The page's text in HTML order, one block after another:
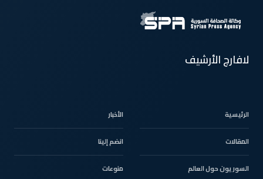
لافارج الأرشيف
الرئيسية الأخبار
المقالات انضم إلينا
السوريون حول العالم منوعات